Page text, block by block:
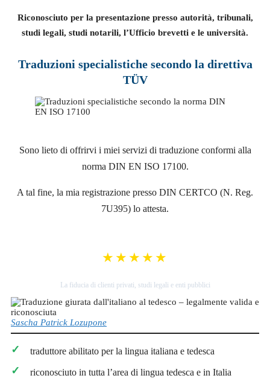
Riconosciuto per la presentazione presso autorità, tribunali,
studi legali, studi notarili, l’Ufficio brevetti e le università.
Traduzioni specialistiche secondo la direttiva
TÜV
Sono lieto di offrirvi i miei servizi di traduzione conformi alla
norma DIN EN ISO 17100.
A tal fine, la mia registrazione presso DIN CERTCO (N. Reg.
7U395) lo attesta.
★★★★★
La fiducia di clienti privati, studi legali e enti pubblici
Sascha Patrick Lozupone
traduttore abilitato per la lingua italiana e tedesca
riconosciuto in tutta l’area di lingua tedesca e in Italia